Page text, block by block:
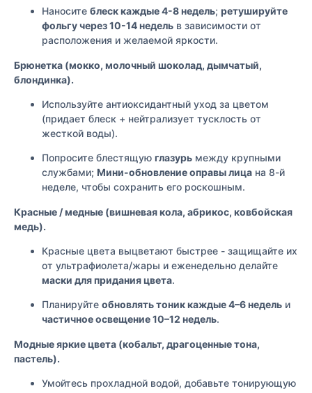
Наносите блеск каждые 4-8 недель; ретушируйте
фольгу через 10-14 недель в зависимости от
расположения и желаемой яркости.
Брюнетка (мокко, молочный шоколад, дымчатый,
блондинка).
Используйте антиоксидантный уход за цветом
(придает блеск + нейтрализует тусклость от
жесткой воды).
Попросите блестящую глазурь между крупными
службами; Мини-обновление оправы лица на 8-й
неделе, чтобы сохранить его роскошным.
Красные / медные (вишневая кола, абрикос, ковбойская
медь).
Красные цвета выцветают быстрее - защищайте их
от ультрафиолета/жары и еженедельно делайте
маски для придания цвета.
Планируйте обновлять тоник каждые 4–6 недель и
частичное освещение 10–12 недель.
Модные яркие цвета (кобальт, драгоценные тона,
пастель).
Умойтесь прохладной водой, добавьте тонирующую